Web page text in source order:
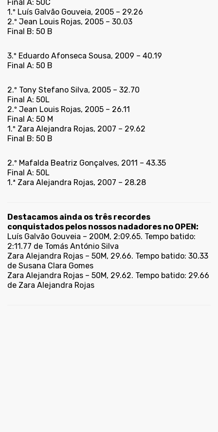
Final A: 50C
1.º Luís Galvão Gouveia, 2005 – 29.26
2.º Jean Louis Rojas, 2005 – 30.03
Final B: 50 B
3.º Eduardo Afonseca Sousa, 2009 – 40.19
Final A: 50 B
2.º Tony Stefano Silva, 2005 – 32.70
Final A: 50L
2.º Jean Louis Rojas, 2005 – 26.11
Final A: 50 M
1.º Zara Alejandra Rojas, 2007 – 29.62
Final B: 50 B
2.º Mafalda Beatriz Gonçalves, 2011 – 43.35
Final A: 50L
1.ª Zara Alejandra Rojas, 2007 – 28.28
Destacamos ainda os três recordes
conquistados pelos nossos nadadores no OPEN:
Luís Galvão Gouveia – 200M, 2:09.65. Tempo batido:
2:11.77 de Tomás António Silva
Zara Alejandra Rojas – 50M, 29.66. Tempo batido: 30.33
de Susana Clara Gomes
Zara Alejandra Rojas – 50M, 29.62. Tempo batido: 29.66
de Zara Alejandra Rojas